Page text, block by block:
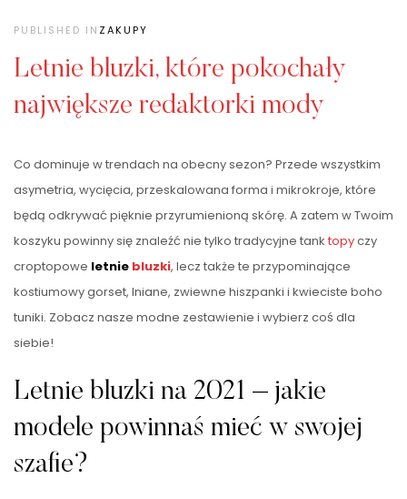
PUBLISHED IN ZAKUPY
Letnie bluzki, które pokochały
największe redaktorki mody
Co dominuje w trendach na obecny sezon? Przede wszystkim
asymetria, wycięcia, przeskalowana forma i mikrokroje, które
będą odkrywać pięknie przyrumienioną skórę. A zatem w Twoim
koszyku powinny się znaleźć nie tylko tradycyjne tank topyczy
croptopowe letnie bluzki, lecz także te przypominające
kostiumowy gorset, lniane, zwiewne hiszpanki i kwieciste boho
tuniki. Zobacz nasze modne zestawienie i wybierz coś dla
siebie!
Letnie bluzki na 2021 – jakie
modele powinnaś mieć w swojej
szafie?